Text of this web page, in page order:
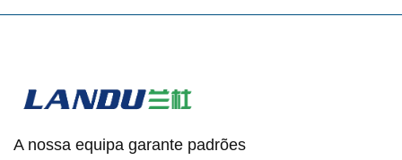
A nossa equipa garante padrões